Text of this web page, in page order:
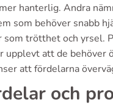
hanterlig. Andra
som behöver snabb
trötthet och yrsel.
att de behöver
att fördelarna
och